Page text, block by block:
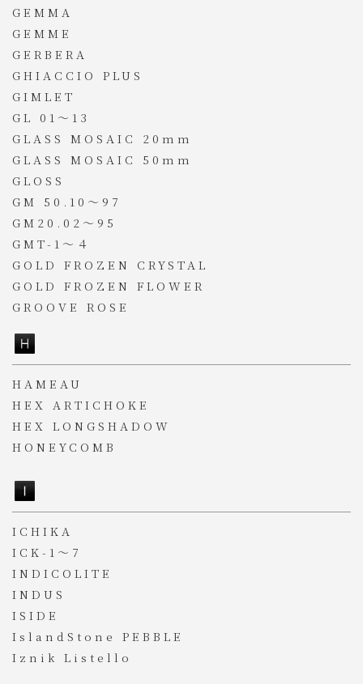
GEMMA
GEMME
GERBERA
GHIACCIO PLUS
GIMLET
GL 01～13
GLASS MOSAIC 20mm
GLASS MOSAIC 50mm
GLOSS
GM 50.10～97
GM20.02～95
GMT-1～４
GOLD FROZEN CRYSTAL
GOLD FROZEN FLOWER
GROOVE ROSE
HAMEAU
HEX ARTICHOKE
HEX LONGSHADOW
HONEYCOMB
ICHIKA
ICK-1～7
INDICOLITE
INDUS
ISIDE
IslandStone PEBBLE
Iznik Listello